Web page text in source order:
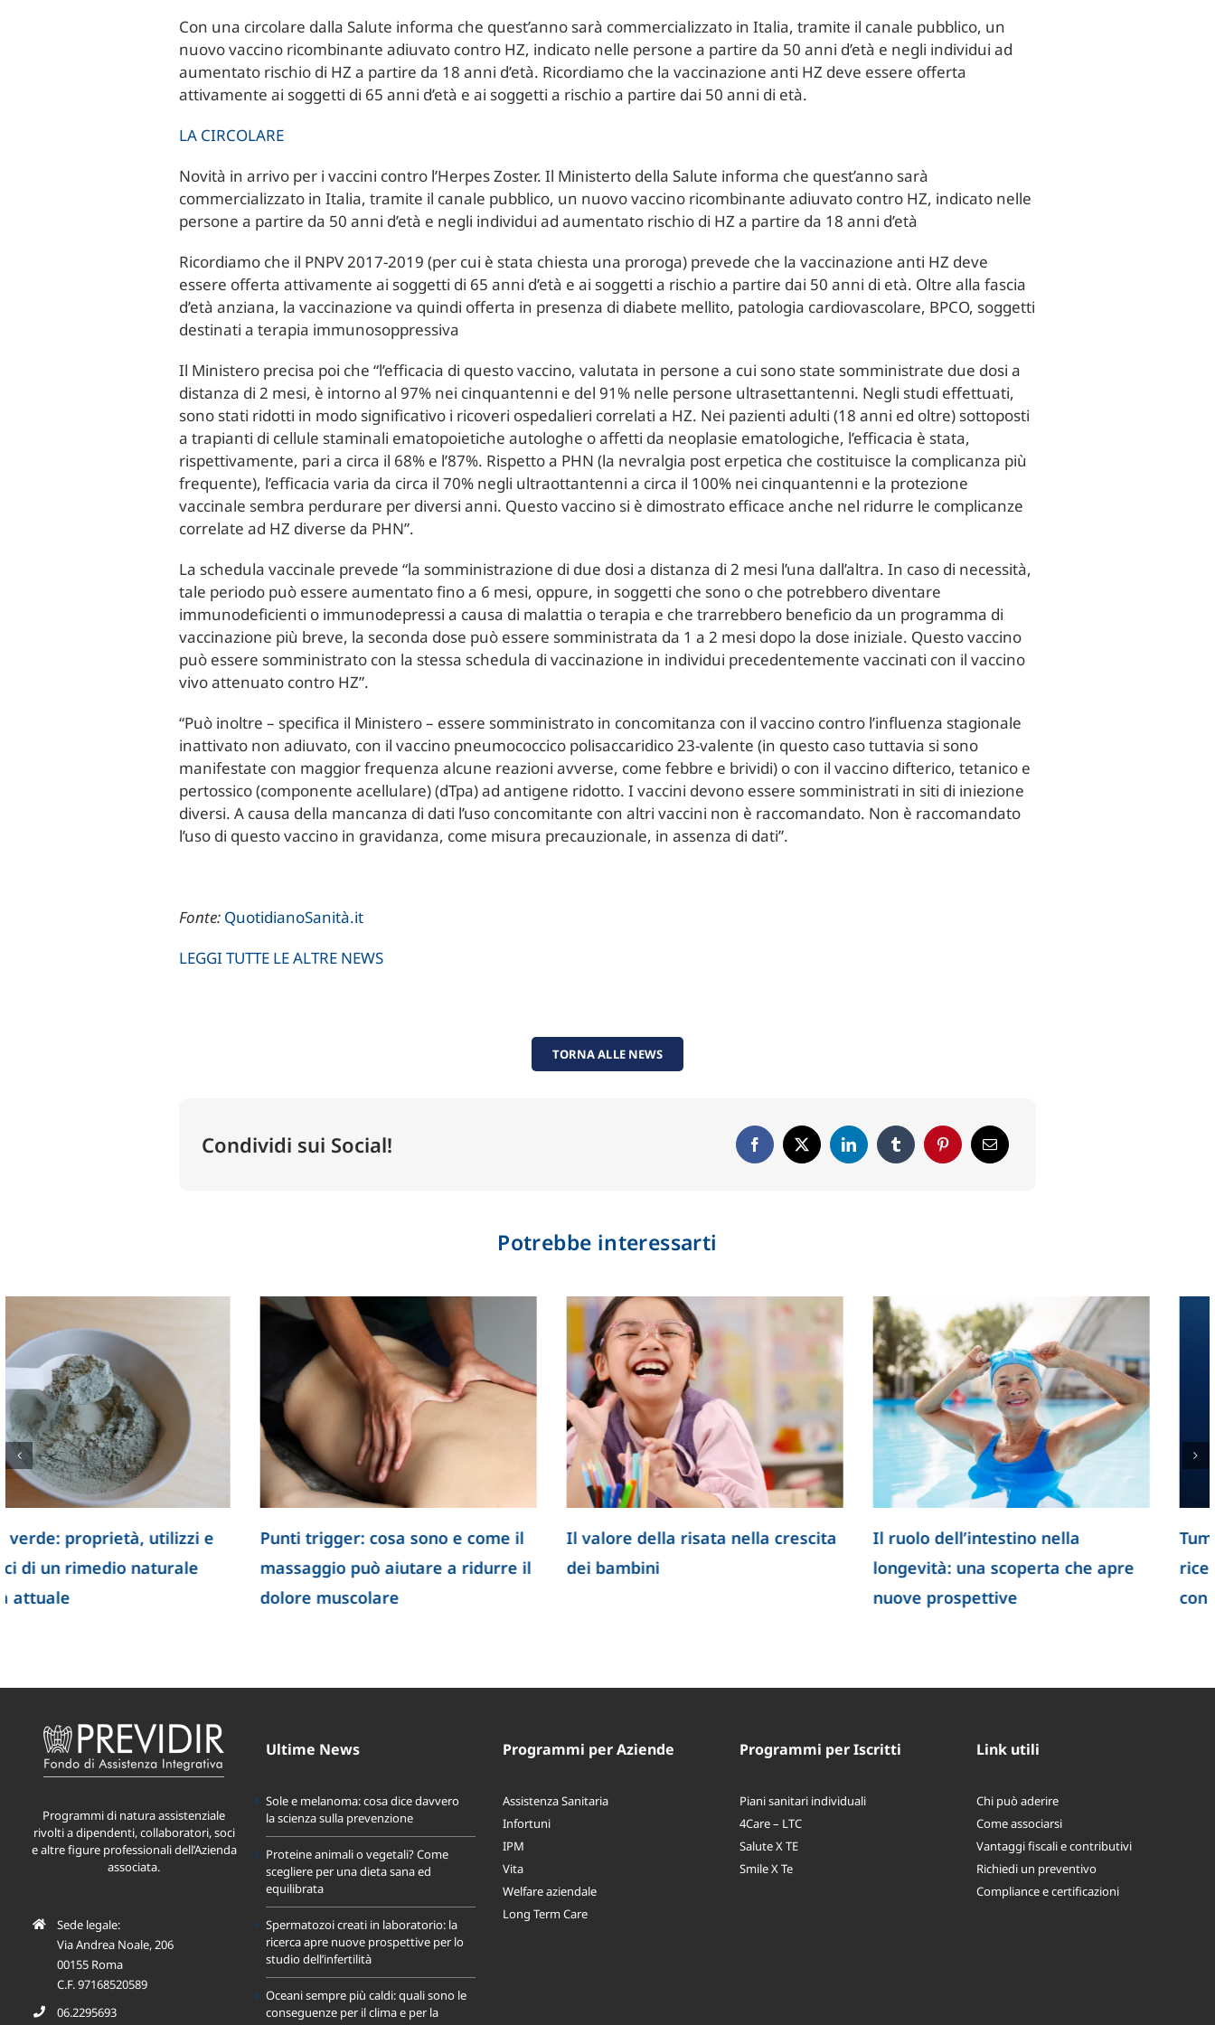
Con una circolare dalla Salute informa che quest’anno sarà commercializzato in Italia, tramite il canale pubblico, un
nuovo vaccino ricombinante adiuvato contro HZ, indicato nelle persone a partire da 50 anni d’età e negli individui ad
aumentato rischio di HZ a partire da 18 anni d’età. Ricordiamo che la vaccinazione anti HZ deve essere offerta
attivamente ai soggetti di 65 anni d’età e ai soggetti a rischio a partire dai 50 anni di età.
LA CIRCOLARE
Novità in arrivo per i vaccini contro l’Herpes Zoster. Il Ministerto della Salute informa che quest’anno sarà
commercializzato in Italia, tramite il canale pubblico, un nuovo vaccino ricombinante adiuvato contro HZ, indicato nelle
persone a partire da 50 anni d’età e negli individui ad aumentato rischio di HZ a partire da 18 anni d’età
Ricordiamo che il PNPV 2017-2019 (per cui è stata chiesta una proroga) prevede che la vaccinazione anti HZ deve
essere offerta attivamente ai soggetti di 65 anni d’età e ai soggetti a rischio a partire dai 50 anni di età. Oltre alla fascia
d’età anziana, la vaccinazione va quindi offerta in presenza di diabete mellito, patologia cardiovascolare, BPCO, soggetti
destinati a terapia immunosoppressiva
Il Ministero precisa poi che “l’efficacia di questo vaccino, valutata in persone a cui sono state somministrate due dosi a
distanza di 2 mesi, è intorno al 97% nei cinquantenni e del 91% nelle persone ultrasettantenni. Negli studi effettuati,
sono stati ridotti in modo significativo i ricoveri ospedalieri correlati a HZ. Nei pazienti adulti (18 anni ed oltre) sottoposti
a trapianti di cellule staminali ematopoietiche autologhe o affetti da neoplasie ematologiche, l’efficacia è stata,
rispettivamente, pari a circa il 68% e l’87%. Rispetto a PHN (la nevralgia post erpetica che costituisce la complicanza più
frequente), l’efficacia varia da circa il 70% negli ultraottantenni a circa il 100% nei cinquantenni e la protezione
vaccinale sembra perdurare per diversi anni. Questo vaccino si è dimostrato efficace anche nel ridurre le complicanze
correlate ad HZ diverse da PHN”.
La schedula vaccinale prevede “la somministrazione di due dosi a distanza di 2 mesi l’una dall’altra. In caso di necessità,
tale periodo può essere aumentato fino a 6 mesi, oppure, in soggetti che sono o che potrebbero diventare
immunodeficienti o immunodepressi a causa di malattia o terapia e che trarrebbero beneficio da un programma di
vaccinazione più breve, la seconda dose può essere somministrata da 1 a 2 mesi dopo la dose iniziale. Questo vaccino
può essere somministrato con la stessa schedula di vaccinazione in individui precedentemente vaccinati con il vaccino
vivo attenuato contro HZ”.
“Può inoltre – specifica il Ministero – essere somministrato in concomitanza con il vaccino contro l’influenza stagionale
inattivato non adiuvato, con il vaccino pneumococcico polisaccaridico 23-valente (in questo caso tuttavia si sono
manifestate con maggior frequenza alcune reazioni avverse, come febbre e brividi) o con il vaccino difterico, tetanico e
pertossico (componente acellulare) (dTpa) ad antigene ridotto. I vaccini devono essere somministrati in siti di iniezione
diversi. A causa della mancanza di dati l’uso concomitante con altri vaccini non è raccomandato. Non è raccomandato
l’uso di questo vaccino in gravidanza, come misura precauzionale, in assenza di dati”.
Fonte: QuotidianoSanità.it
LEGGI TUTTE LE ALTRE NEWS
TORNA ALLE NEWS
Condividi sui Social!
Potrebbe interessarti
Il ruolo dell’intestino nella
longevità: una scoperta che apre
nuove prospettive
Tumori difficili da trattare: la
ricerca apre nuove prospettive
con farmaci sempre più mirati
Ozonoterapia: cos’è, come agisce
e quali sono i suoi possibili
L’osteopatia entra ufficialmente
nel Servizio Sanitario Nazionale
Programmi di natura assistenziale
rivolti a dipendenti, collaboratori, soci
e altre figure professionali dell’Azienda
associata.
Sede legale:
Via Andrea Noale, 206
00155 Roma
C.F. 97168520589
06.2295693
Ultime News
Sole e melanoma: cosa dice davvero
la scienza sulla prevenzione
Proteine animali o vegetali? Come
scegliere per una dieta sana ed
equilibrata
Spermatozoi creati in laboratorio: la
ricerca apre nuove prospettive per lo
studio dell’infertilità
Oceani sempre più caldi: quali sono le
conseguenze per il clima e per la
Programmi per Aziende
Assistenza Sanitaria
Infortuni
IPM
Vita
Welfare aziendale
Long Term Care
Programmi per Iscritti
Piani sanitari individuali
4Care – LTC
Salute X TE
Smile X Te
Link utili
Chi può aderire
Come associarsi
Vantaggi fiscali e contributivi
Richiedi un preventivo
Compliance e certificazioni